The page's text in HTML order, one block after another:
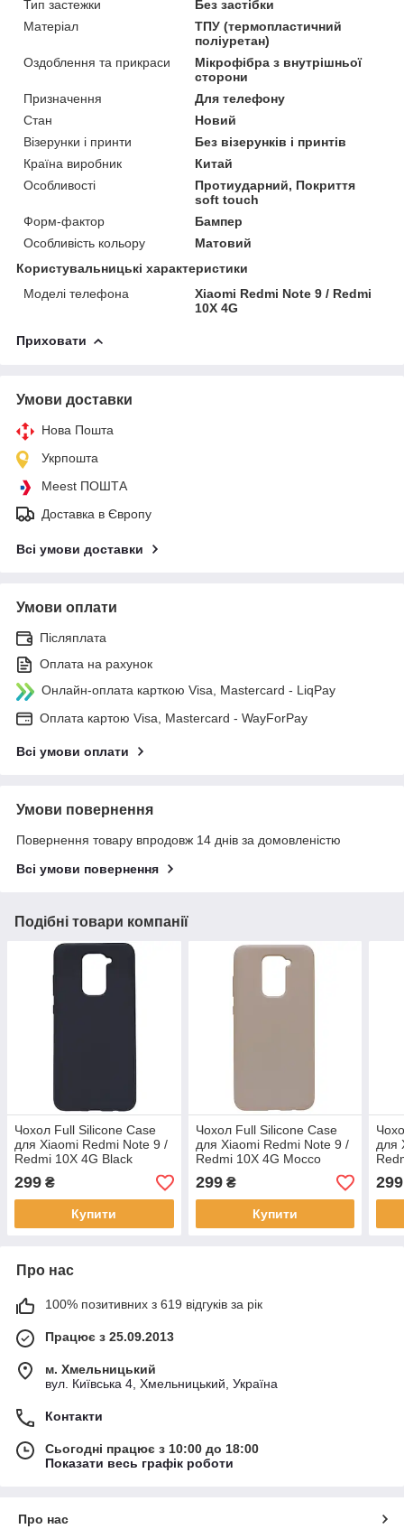
Тип застежки
Без застібки
Матеріал
ТПУ (термопластичний
поліуретан)
Оздоблення та прикраси
Мікрофібра з внутрішньої
сторони
Призначення
Для телефону
Стан
Новий
Візерунки і принти
Без візерунків і принтів
Країна виробник
Китай
Особливості
Протиударний, Покриття
soft touch
Форм-фактор
Бампер
Особливість кольору
Матовий
Користувальницькі характеристики
Моделі телефона
Xiaomi Redmi Note 9 / Redmi
10X 4G
Приховати
Умови доставки
Нова Пошта
Укрпошта
Meest ПОШТА
Доставка в Європу
Всі умови доставки
Умови оплати
Післяплата
Оплата на рахунок
Онлайн-оплата карткою Visa, Mastercard - LiqPay
Оплата картою Visa, Mastercard - WayForPay
Всі умови оплати
Умови повернення
Повернення товару впродовж 14 днів за домовленістю
Всі умови повернення
Подібні товари компанії
Чохол Full Silicone Case
для Xiaomi Redmi Note 9 /
Redmi 10X 4G Black
299 ₴
Купити
Чохол Full Silicone Case
для Xiaomi Redmi Note 9 /
Redmi 10X 4G Mocco
299₴
Купити
для
299
Про нас
100% позитивних з 619 відгуків за рік
Працює з 25.09.2013
м. Хмельницький
вул. Київська 4, Хмельницький, Україна
Контакти
Сьогодні працює з 10:00 до 18:00
Показати весь графік роботи
Про нас